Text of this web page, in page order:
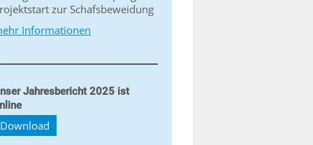
zur Schafsbeweidung
Informationen
Jahresbericht 2025 ist
Download